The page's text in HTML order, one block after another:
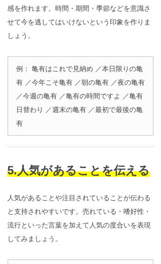
感を作れます。時間・期間・季節などを意識さ
せて今を逃してはいけないという印象を作りま
しょう。
例： 亀有はこれで見納め ／本日限りの亀
有 ／今年こそ亀有 ／朝の亀有 ／夜の亀有
／今週の亀有 ／亀有の時間ですよ ／亀有
日替わり ／週末の亀有 ／最初で最後の亀
有
5.人気があることを伝える
人気があることや注目されていることが伝わる
と支持されやすいです。売れている・嗜好性・
流行といった言葉を加えて人気の度合いを表現
してみましょう。